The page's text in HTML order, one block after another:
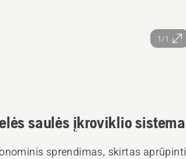
1/1
saulės įkroviklio sistema
sprendimas, skirtas aprūpinti